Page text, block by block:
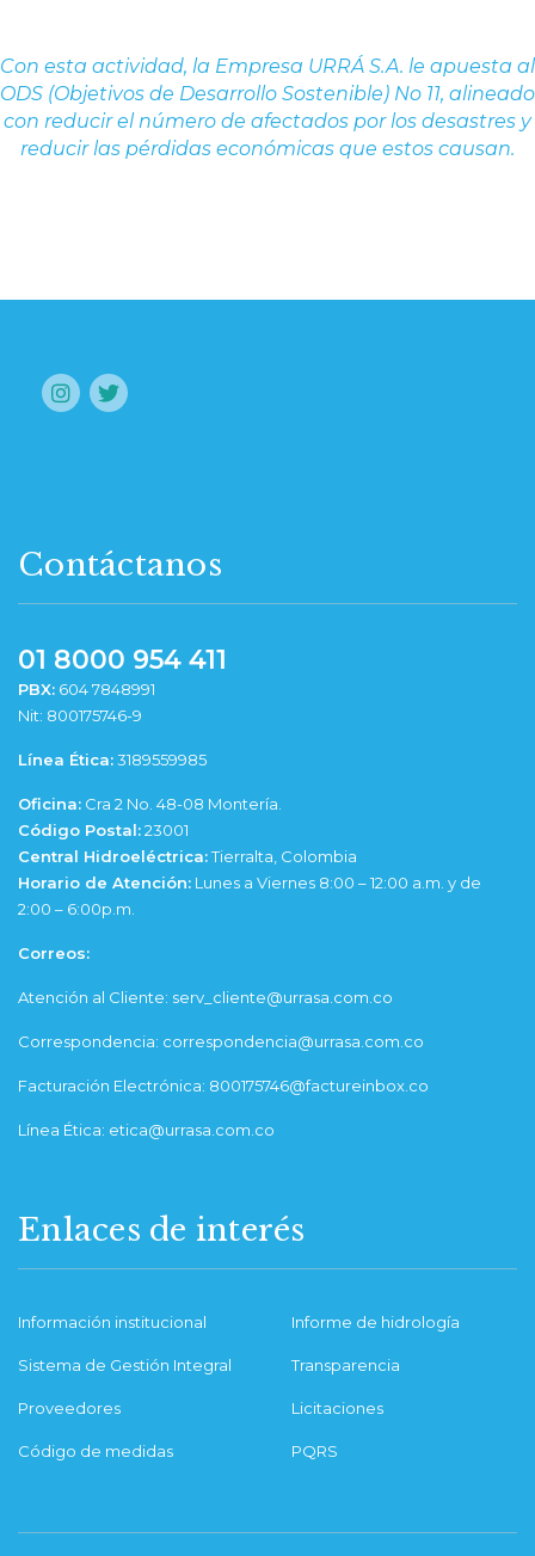
Con esta actividad, la Empresa URRÁ S.A. le apuesta al
ODS (Objetivos de Desarrollo Sostenible) No 11, alineado
con reducir el número de afectados por los desastres y
reducir las pérdidas económicas que estos causan.
Contáctanos
01 8000 954 411
PBX: 604 7848991
Nit: 800175746-9
Línea Ética:3189559985
Oficina: Cra 2 No. 48-08 Montería.
Código Postal:23001
Central Hidroeléctrica:Tierralta, Colombia
Horario de Atención: Lunes a Viernes 8:00 – 12:00 a.m. y de
2:00 – 6:00p.m.
Correos:
Atención al Cliente: serv_cliente@urrasa.com.co
Correspondencia: correspondencia@urrasa.com.co
Facturación Electrónica: 800175746@factureinbox.co
Línea Ética: etica@urrasa.com.co
Enlaces de interés
Información institucional Informe de hidrología
Sistema de Gestión Integral Transparencia
Proveedores Licitaciones
Código de medidas PQRS